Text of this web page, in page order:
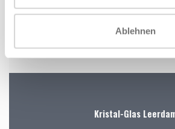
Ablehnen
Kristal-Glas